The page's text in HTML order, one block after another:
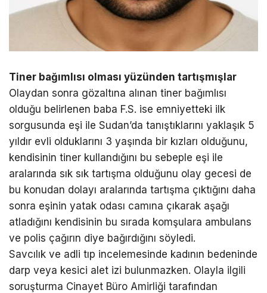
Tiner bağımlısı olması yüzünden tartışmışlar
Olaydan sonra gözaltına alınan tiner bağımlısı
olduğu belirlenen baba F.S. ise emniyetteki ilk
sorgusunda eşi ile Sudan’da tanıştıklarını yaklaşık 5
yıldır evli olduklarını 3 yaşında bir kızları olduğunu,
kendisinin tiner kullandığını bu sebeple eşi ile
aralarında sık sık tartışma olduğunu olay gecesi de
bu konudan dolayı aralarında tartışma çıktığını daha
sonra eşinin yatak odası camına çıkarak aşağı
atladığını kendisinin bu sırada komşulara ambulans
ve polis çağırın diye bağırdığını söyledi.
Savcılık ve adli tıp incelemesinde kadının bedeninde
darp veya kesici alet izi bulunmazken. Olayla ilgili
soruşturma Cinayet Büro Amirliği tarafından